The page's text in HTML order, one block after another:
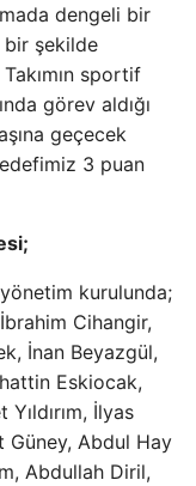
dengeli bir
bir şekilde
sportif
görev aldığı
geçecek
3 puan
kurulunda;
Cihangir,
İnan Beyazgül,
Eskiocak,
İlyas
Güney, Abdul Hay
Abdullah Diril,